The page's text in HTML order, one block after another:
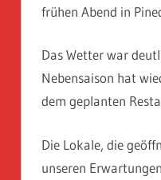
frühen Abend in
Das Wetter war
Nebensaison hat
dem geplanten
Die Lokale, die
unseren